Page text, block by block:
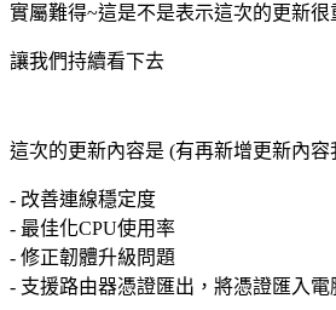
實屬難得~這是不是表示這次的更新很
讓我們持續看下去
這次的更新內容是 (有再新增更新內容
- 改善連線穩定度
- 最佳化CPU使用率
- 修正韌體升級問題
- 支援路由器憑證匯出，將憑證匯入